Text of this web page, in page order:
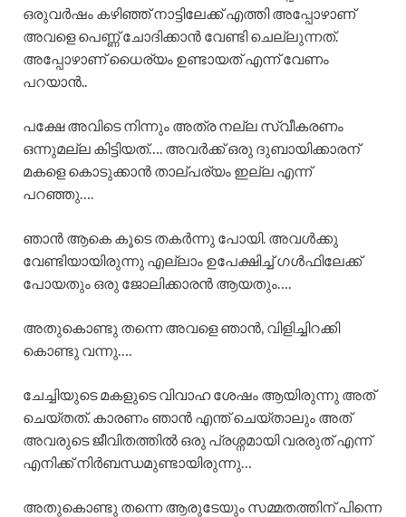
ഒരുവർഷം കഴിഞ്ഞ് നാട്ടിലേക്ക് എത്തി അപ്പോഴാണ്
അവളെ പെണ്ണ് ചോദിക്കാൻ വേണ്ടി ചെല്ലുന്നത്.
അപ്പോഴാണ് ധൈര്യം ഉണ്ടായത് എന്ന് വേണം
പറയാൻ..
പക്ഷേ അവിടെ നിന്നും അത്ര നല്ല സ്വീകരണം
ഒന്നുമല്ല കിട്ടിയത്…. അവർക്ക് ഒരു ദുബായിക്കാരന്
മകളെ കൊടുക്കാൻ താല്പര്യം ഇല്ല എന്ന്
പറഞ്ഞു….
ഞാൻ ആകെ കൂടെ തകർന്നു പോയി. അവൾക്കു
വേണ്ടിയായിരുന്നു എല്ലാം ഉപേക്ഷിച്ച് ഗൾഫിലേക്ക്
പോയതും ഒരു ജോലിക്കാരൻ ആയതും….
അതുകൊണ്ടു തന്നെ അവളെ ഞാൻ, വിളിച്ചിറക്കി
കൊണ്ടു വന്നു….
ചേച്ചിയുടെ മകളുടെ വിവാഹ ശേഷം ആയിരുന്നു അത്
ചെയ്തത്. കാരണം ഞാൻ എന്ത് ചെയ്താലും അത്
അവരുടെ ജീവിതത്തിൽ ഒരു പ്രശ്നമായി വരരുത് എന്ന്
എനിക്ക് നിർബന്ധമുണ്ടായിരുന്നു…
അതുകൊണ്ടു തന്നെ ആരുടേയും സമ്മതത്തിന് പിന്നെ